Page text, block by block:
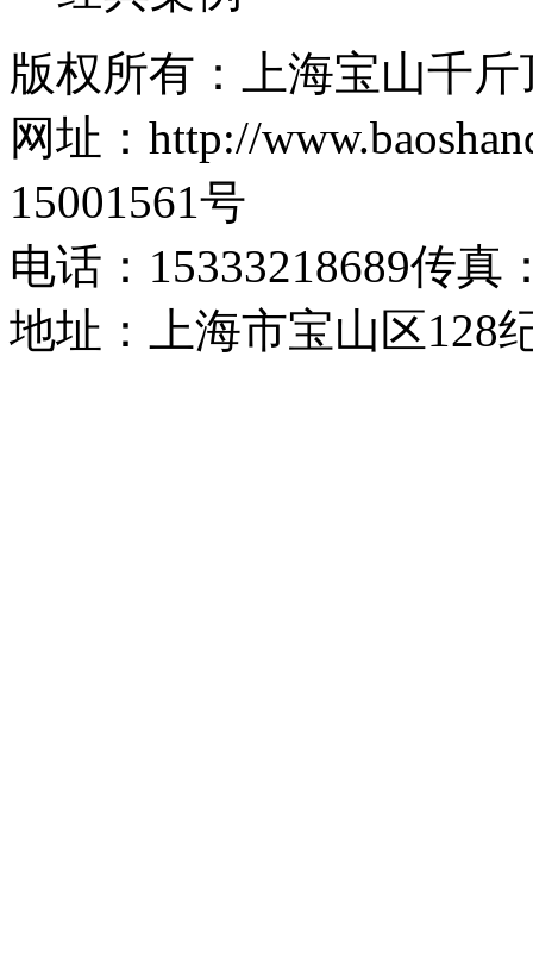
版权所有：上海宝山千
网址：http://
15001561号
电话：15333218689传真
地址：上海市宝山区128